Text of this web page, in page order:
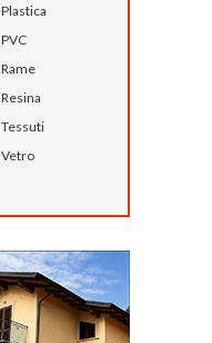
Plastica
PVC
Rame
Resina
Tessuti
Vetro